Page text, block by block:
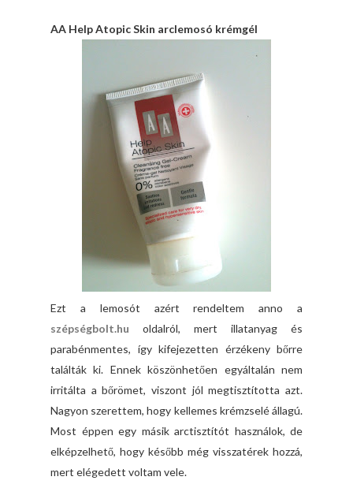
AA Help Atopic Skin arclemosó krémgél
Ezt a lemosót azért rendeltem anno a
szépségbolt.hu
oldalról, mert illatanyag és
parabénmentes, így kifejezetten érzékeny bőrre
találták ki. Ennek köszönhetően egyáltalán nem
irritálta a bőrömet, viszont jól megtisztította azt.
Nagyon szerettem, hogy kellemes krémzselé állagú.
Most éppen egy másik arctisztítót használok, de
elképzelhető, hogy később még visszatérek hozzá,
mert elégedett voltam vele.